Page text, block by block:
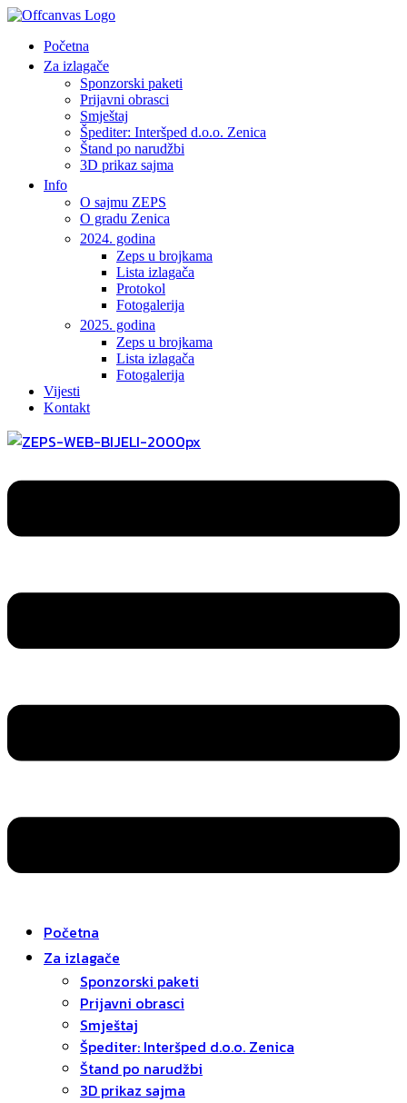
Početna
Za izlagače
Sponzorski paketi
Prijavni obrasci
Smještaj
Špediter: Interšped d.o.o. Zenica
Štand po narudžbi
3D prikaz sajma
Info
O sajmu ZEPS
O gradu Zenica
2024. godina
Zeps u brojkama
Lista izlagača
Protokol
Fotogalerija
2025. godina
Zeps u brojkama
Lista izlagača
Fotogalerija
Vijesti
Kontakt
Početna
Za izlagače
Sponzorski paketi
Prijavni obrasci
Smještaj
Špediter: Interšped d.o.o. Zenica
Štand po narudžbi
3D prikaz sajma